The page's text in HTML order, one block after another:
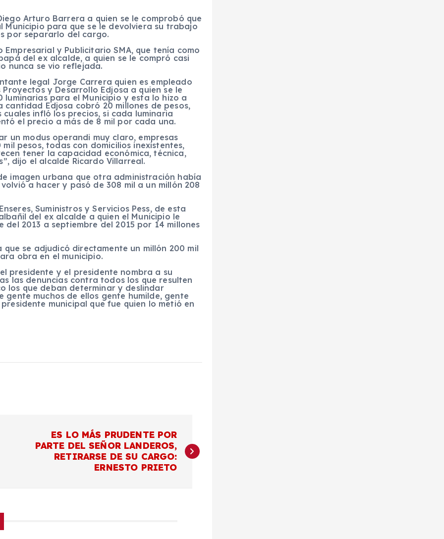
Arturo Barrera a quien se le comprobó que
para que se le devolviera su trabajo
por separarlo del cargo.
y Publicitario SMA, que tenía como
del ex alcalde, a quien se le compró casi
nunca se vio reflejada.
legal Jorge Carrera quien es empleado
y Desarrollo Edjosa a quien se le
para el Municipio y esta lo hizo a
Edjosa cobró 20 millones de pesos,
infló los precios, si cada luminaria
el precio a más de 8 mil por cada una.
un modus operandi muy claro, empresas
pesos, todas con domicilios inexistentes,
tener la capacidad económica, técnica,
dijo el alcalde Ricardo Villarreal.
imagen urbana que otra administración había
a hacer y pasó de 308 mil a un millón 208
Suministros y Servicios Pess, de esta
del ex alcalde a quien el Municipio le
2013 a septiembre del 2015 por 14 millones
se adjudicó directamente un millón 200 mil
obra en el municipio.
presidente y el presidente nombra a su
las denuncias contra todos los que resulten
los que deban determinar y deslindar
muchos de ellos gente humilde, gente
municipal que fue quien lo metió en
ES LO MÁS PRUDENTE POR
PARTE DEL SEÑOR LANDEROS,
RETIRARSE DE SU CARGO:
ERNESTO PRIETO